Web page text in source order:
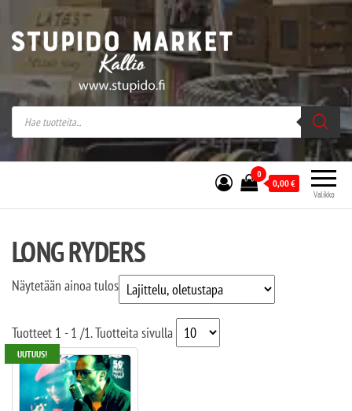
Stupido Market – verkossa ja kivijalassa
Stupido Market on vaihtoehtomusaan
erikoistunut verkko- sekä
kivijalkakauppa Helsingissä Kallion
sydämessä.
Valikko
0
0,00€
LONG RYDERS
Näytetään ainoa tulos
Tuotteet 1 - 1 /1. Tuotteita sivulla
UUTUUS!